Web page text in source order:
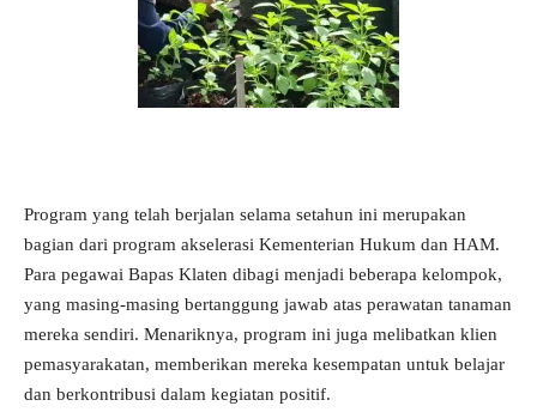
Program yang telah berjalan selama setahun ini merupakan
bagian dari program akselerasi Kementerian Hukum dan HAM.
Para pegawai Bapas Klaten dibagi menjadi beberapa kelompok,
yang masing-masing bertanggung jawab atas perawatan tanaman
mereka sendiri. Menariknya, program ini juga melibatkan klien
pemasyarakatan, memberikan mereka kesempatan untuk belajar
dan berkontribusi dalam kegiatan positif.